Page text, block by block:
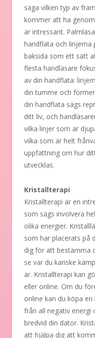
säga vilken typ av
kommer att ha
är intressant.
handflata och linjerna
baksida som ett sätt
flesta handläsare
av din handflata:
din tumme och
din handflata sägs
ditt liv, och
vilka linjer som är
vilka som är helt
uppfattning om hur
utvecklas.
Kristallterapi
Kristallterapi är en
som sägs involvera
olika energier.
som har placerats på
dig för att bestämma
se var du kanske
är. Kristallterapi kan
eller online. Om du
online kan du köpa
från all negativ energi
bredvid din dator.
att hjälpa dig att